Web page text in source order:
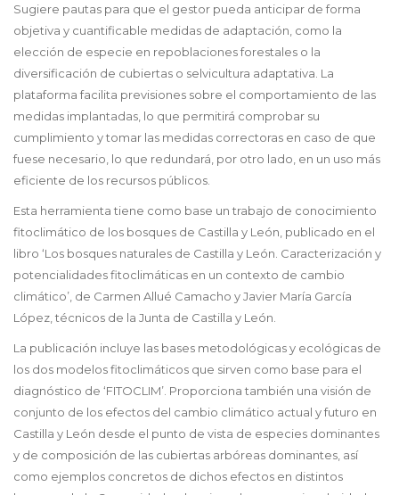
Sugiere pautas para que el gestor pueda anticipar de forma
objetiva y cuantificable medidas de adaptación, como la
elección de especie en repoblaciones forestales o la
diversificación de cubiertas o selvicultura adaptativa. La
plataforma facilita previsiones sobre el comportamiento de las
medidas implantadas, lo que permitirá comprobar su
cumplimiento y tomar las medidas correctoras en caso de que
fuese necesario, lo que redundará, por otro lado, en un uso más
eficiente de los recursos públicos.
Esta herramienta tiene como base un trabajo de conocimiento
fitoclimático de los bosques de Castilla y León, publicado en el
libro ‘Los bosques naturales de Castilla y León. Caracterización y
potencialidades fitoclimáticas en un contexto de cambio
climático’, de Carmen Allué Camacho y Javier María García
López, técnicos de la Junta de Castilla y León.
La publicación incluye las bases metodológicas y ecológicas de
los dos modelos fitoclimáticos que sirven como base para el
diagnóstico de ‘FITOCLIM’. Proporciona también una visión de
conjunto de los efectos del cambio climático actual y futuro en
Castilla y León desde el punto de vista de especies dominantes
y de composición de las cubiertas arbóreas dominantes, así
como ejemplos concretos de dichos efectos en distintos